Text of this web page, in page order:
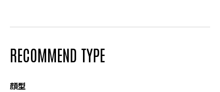
RECOMMEND TYPE
顔型